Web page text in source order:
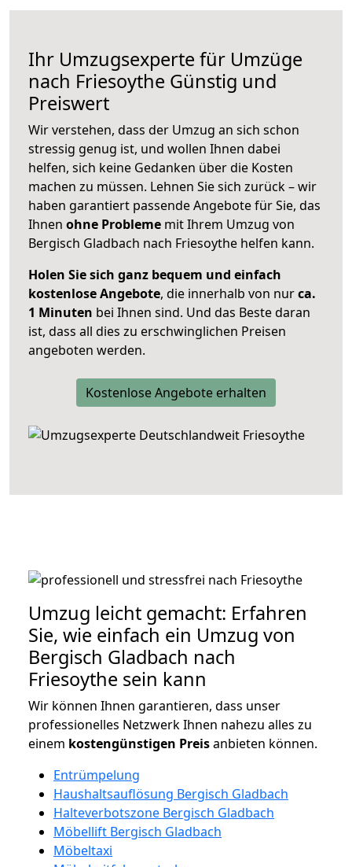
Ihr Umzugsexperte für Umzüge
nach Friesoythe Günstig und
Preiswert
Wir verstehen, dass der Umzug an sich schon
stressig genug ist, und wollen Ihnen dabei
helfen, sich keine Gedanken über die Kosten
machen zu müssen. Lehnen Sie sich zurück – wir
haben garantiert passende Angebote für Sie, das
Ihnen ohne Probleme mit Ihrem Umzug von
Bergisch Gladbach nach Friesoythe helfen kann.
Holen Sie sich ganz bequem und einfach
kostenlose Angebote, die innerhalb von nurca.
1 Minuten bei Ihnen sind. Und das Beste daran
ist, dass all dies zu erschwinglichen Preisen
angeboten werden.
Kostenlose Angebote erhalten
Umzug leicht gemacht: Erfahren
Sie, wie einfach ein Umzug von
Bergisch Gladbach nach
Friesoythe sein kann
Wir können Ihnen garantieren, dass unser
professionelles Netzwerk Ihnen nahezu alles zu
einem kostengünstigen Preisanbieten können.
Entrümpelung
Haushaltsauflösung Bergisch Gladbach
Halteverbotszone Bergisch Gladbach
Möbellift Bergisch Gladbach
Möbeltaxi